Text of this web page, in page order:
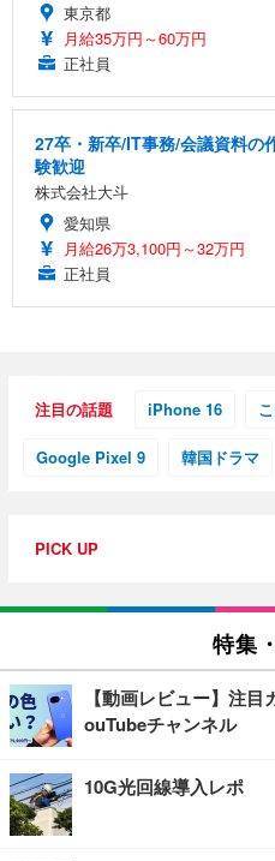
東京都
月給35万円～60万円
正社員
27卒・新卒/IT事務/会議資料の
験歓迎
株式会社大斗
愛知県
月給26万3,100円～32万円
正社員
注目の話題 iPhone 16
Google Pixel 9 韓国ドラマ
PICK UP
特集
【動画レビュー】注
ouTubeチャンネル
10G光回線導入レポ